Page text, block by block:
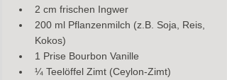
2 cm frischen Ingwer
200 ml Pflanzenmilch (z.B. Soja, Reis,
Kokos)
1 Prise Bourbon Vanille
¼ Teelöffel Zimt (Ceylon-Zimt)